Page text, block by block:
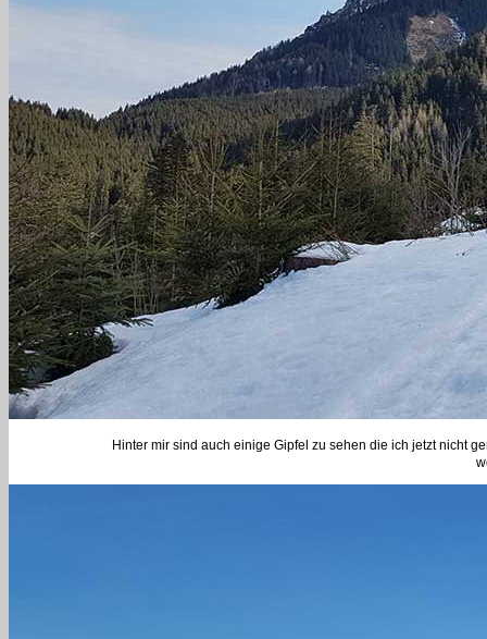
Hinter mir sind auch einige Gipfel zu sehen die ich jetzt nicht